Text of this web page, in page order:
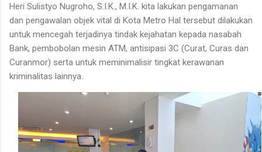
Heri Sulistyo Nugroho, S.I.K., M.I.K. kita lakukan pengamanan
dan pengawalan objek vital di Kota Metro Hal tersebut dilakukan
untuk mencegah terjadinya tindak kejahatan kepada nasabah
Bank, pembobolan mesin ATM, antisipasi 3C (Curat, Curas dan
Curanmor) serta untuk meminimalisir tingkat kerawanan
kriminalitas lainnya.